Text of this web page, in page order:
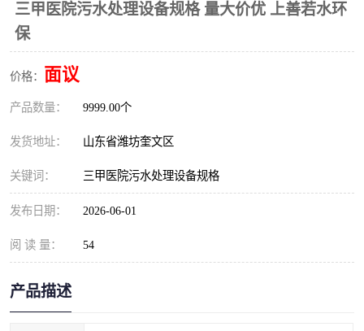
三甲医院污水处理设备规格 量大价优 上善若水环
保
价格： 面议
产品数量： 9999.00个
发货地址： 山东省潍坊奎文区
关键词： 三甲医院污水处理设备规格
发布日期： 2026-06-01
阅 读 量： 54
产品描述